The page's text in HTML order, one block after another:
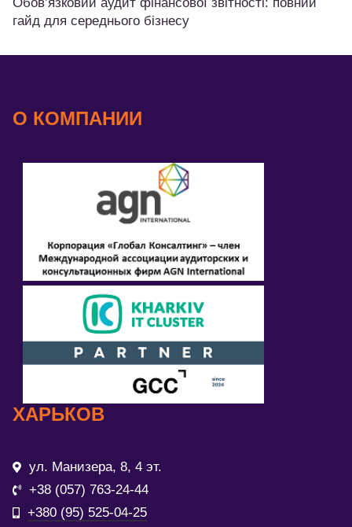
гайд для середнього бізнесу
О КОМПАНИИ
ХАРЬКОВ
ул. Манизера, 8, 4 эт.
+38 (057) 763-24-44
+380 (95) 525-04-25